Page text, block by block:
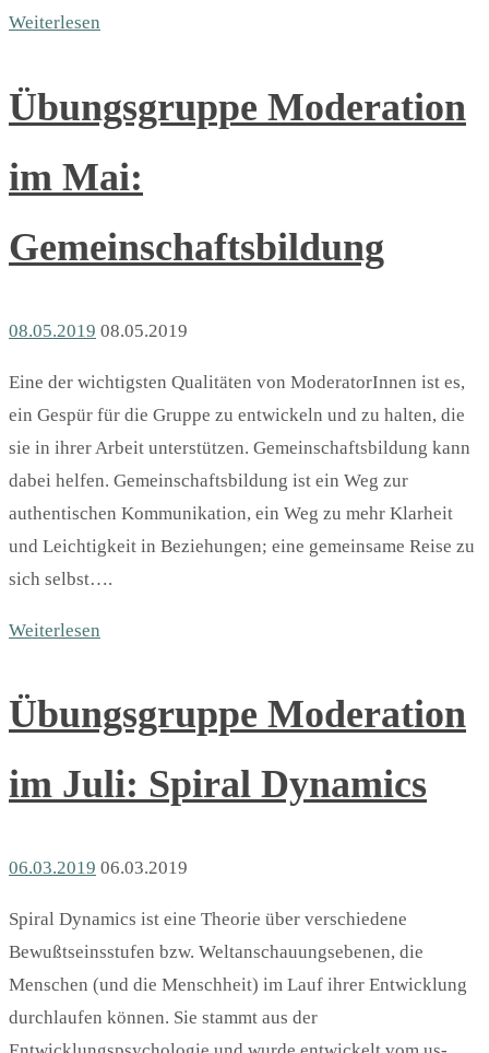
Weiterlesen
Übungsgruppe Moderation
im Mai:
Gemeinschaftsbildung
08.05.2019 08.05.2019
Eine der wichtigsten Qualitäten von ModeratorInnen ist es,
ein Gespür für die Gruppe zu entwickeln und zu halten, die
sie in ihrer Arbeit unterstützen. Gemeinschaftsbildung kann
dabei helfen. Gemeinschaftsbildung ist ein Weg zur
authentischen Kommunikation, ein Weg zu mehr Klarheit
und Leichtigkeit in Beziehungen; eine gemeinsame Reise zu
sich selbst….
Weiterlesen
Übungsgruppe Moderation
im Juli: Spiral Dynamics
06.03.2019 06.03.2019
Spiral Dynamics ist eine Theorie über verschiedene
Bewußtseinsstufen bzw. Weltanschauungsebenen, die
Menschen (und die Menschheit) im Lauf ihrer Entwicklung
durchlaufen können. Sie stammt aus der